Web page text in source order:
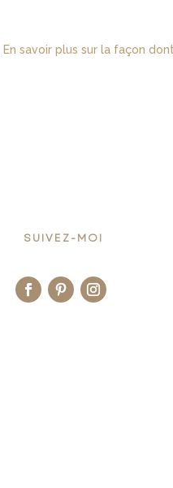
En savoir plus sur la façon
SUIVEZ-MOI